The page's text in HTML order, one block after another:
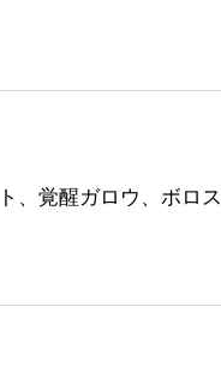
、覚醒ガロウ、ボロス